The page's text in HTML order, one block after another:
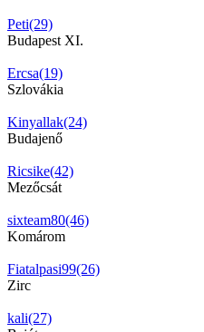
Peti(29)
Budapest XI.
Ercsa(19)
Szlovákia
Kinyallak(24)
Budajenő
Ricsike(42)
Mezőcsát
sixteam80(46)
Komárom
Fiatalpasi99(26)
Zirc
kali(27)